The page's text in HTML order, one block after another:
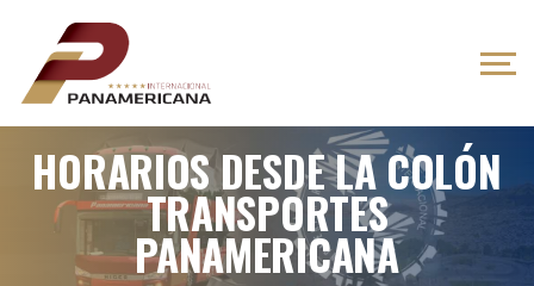
HORARIOS DESDE LA COLÓN
TRANSPORTES
PANAMERICANA